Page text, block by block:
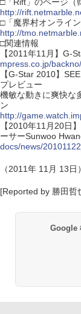
http://
□「魔界村オンライ
http://
□関連情報
【2011年11月】G-
mpress.co.jp/
【G-Star 2010】
プレビュー
機敏な動きに爽快な
ン
http://
【2010年11月20日
ーサーSunwoo
docs/news/
（2011年 11月 13日）
[Reported by 勝田哲
Google